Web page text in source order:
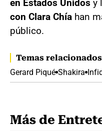
en Estados Unidos y
con Clara Chía han
público.
Temas relacionados
Gerard Piqué Shakira
Más de